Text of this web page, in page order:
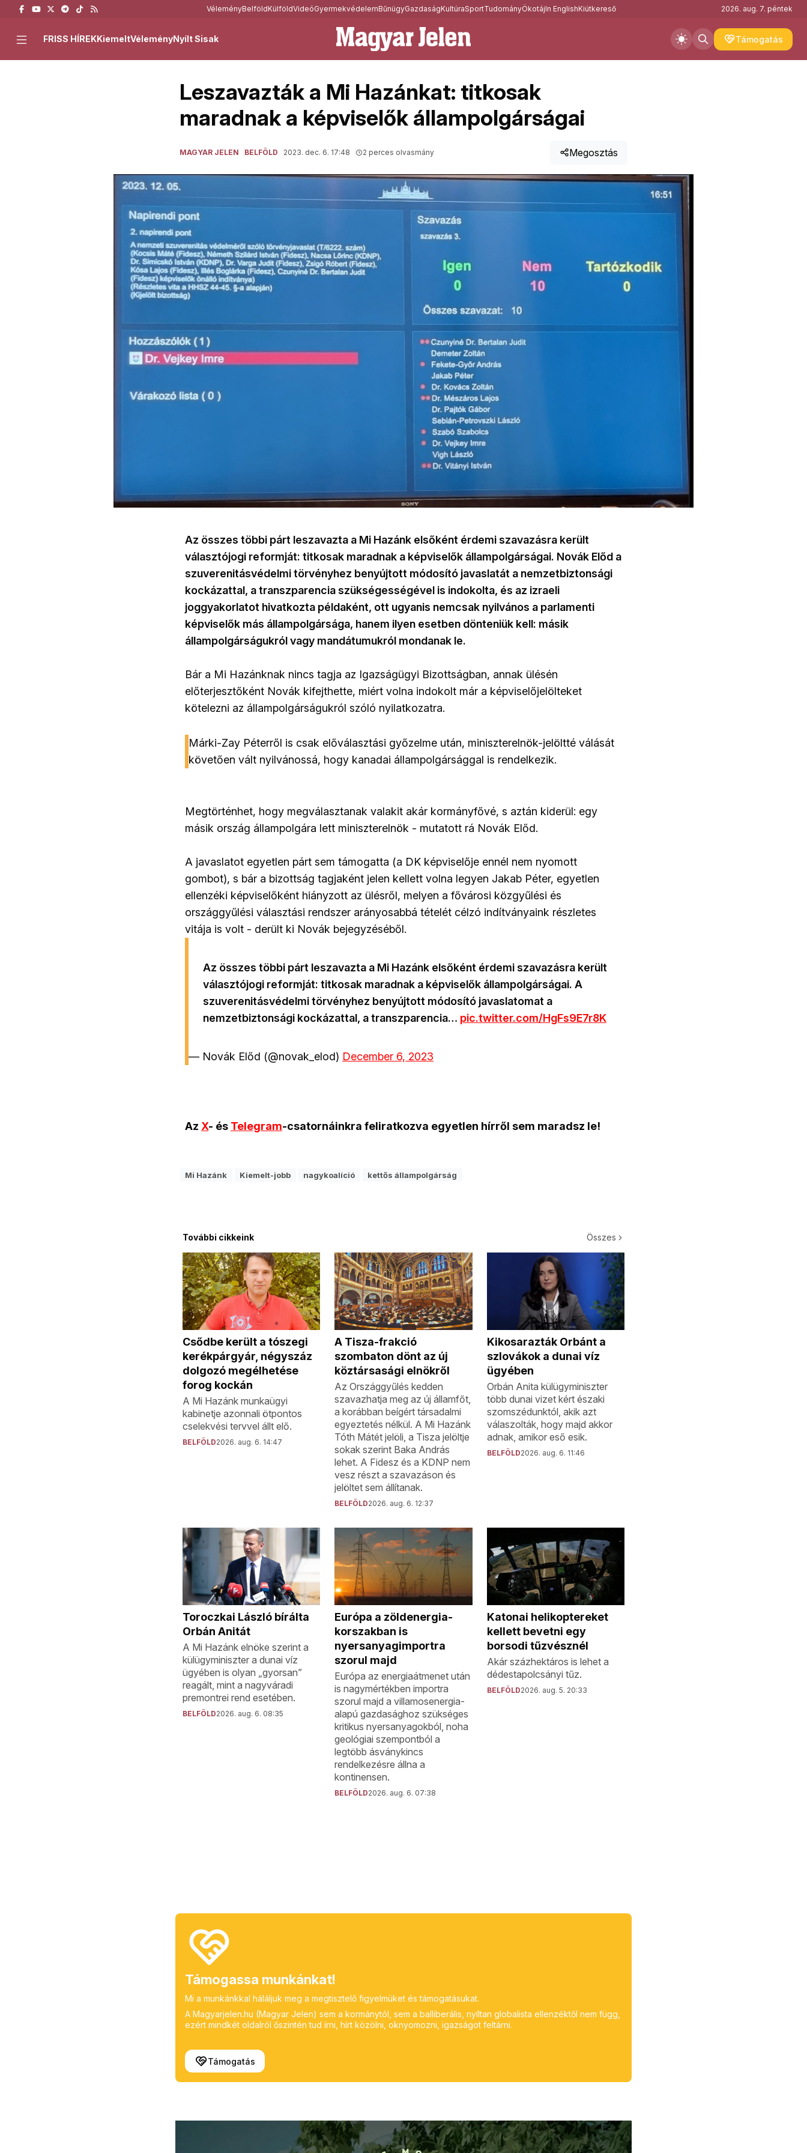
VéleményBelföldKülföldVideóGyermekvédelemBűnügyGazdaságKultúraSportTudományÖkotájIn EnglishKiútkereső 2026. aug. 7. péntek
Támogatás
FRISS HÍREKKiemeltVéleményNyílt Sisak
Leszavazták a Mi Hazánkat: titkosak
maradnak a képviselők állampolgárságai
MAGYAR JELEN BELFÖLD 2023. dec. 6. 17:48 2 perces olvasmány Megosztás
Az összes többi párt leszavazta a Mi Hazánk elsőként érdemi szavazásra került
választójogi reformját: titkosak maradnak a képviselők állampolgárságai. Novák Előd a
szuverenitásvédelmi törvényhez benyújtott módosító javaslatát a nemzetbiztonsági
kockázattal, a transzparencia szükségességével is indokolta, és az izraeli
joggyakorlatot hivatkozta példaként, ott ugyanis nemcsak nyilvános a parlamenti
képviselők más állampolgársága, hanem ilyen esetben dönteniük kell: másik
állampolgárságukról vagy mandátumukról mondanak le.
Bár a Mi Hazánknak nincs tagja az Igazságügyi Bizottságban, annak ülésén
előterjesztőként Novák kifejthette, miért volna indokolt már a képviselőjelölteket
kötelezni az állampolgárságukról szóló nyilatkozatra.
Márki-Zay Péterről is csak előválasztási győzelme után, miniszterelnök-jelöltté válását
követően vált nyilvánossá, hogy kanadai állampolgársággal is rendelkezik.
Megtörténhet, hogy megválasztanak valakit akár kormányfővé, s aztán kiderül: egy
másik ország állampolgára lett miniszterelnök - mutatott rá Novák Előd.
A javaslatot egyetlen párt sem támogatta (a DK képviselője ennél nem nyomott
gombot), s bár a bizottság tagjaként jelen kellett volna legyen Jakab Péter, egyetlen
ellenzéki képviselőként hiányzott az ülésről, melyen a fővárosi közgyűlési és
országgyűlési választási rendszer arányosabbá tételét célzó indítványaink részletes
vitája is volt - derült ki Novák bejegyzéséből.
Az összes többi párt leszavazta a Mi Hazánk elsőként érdemi szavazásra került
választójogi reformját: titkosak maradnak a képviselők állampolgárságai. A
szuverenitásvédelmi törvényhez benyújtott módosító javaslatomat a
nemzetbiztonsági kockázattal, a transzparencia… pic.twitter.com/HgFs9E7r8K
— Novák Előd (@novak_elod) December 6, 2023
Az X- és Telegram-csatornáinkra feliratkozva egyetlen hírről sem maradsz le!
Mi Hazánk Kiemelt-jobb nagykoalíció kettős állampolgárság
További cikkeink Összes
Csődbe került a tószegi
kerékpárgyár, négyszáz
dolgozó megélhetése
forog kockán
A Mi Hazánk munkaügyi
kabinetje azonnali ötpontos
cselekvési tervvel állt elő.
BELFÖLD2026. aug. 6. 14:47
A Tisza-frakció
szombaton dönt az új
köztársasági elnökről
Az Országgyűlés kedden
szavazhatja meg az új államfőt,
a korábban beígért társadalmi
egyeztetés nélkül. A Mi Hazánk
Tóth Mátét jelöli, a Tisza jelöltje
sokak szerint Baka András
lehet. A Fidesz és a KDNP nem
vesz részt a szavazáson és
jelöltet sem állítanak.
BELFÖLD2026. aug. 6. 12:37
Kikosarazták Orbánt a
szlovákok a dunai víz
ügyében
Orbán Anita külügyminiszter
több dunai vizet kért északi
szomszédunktól, akik azt
válaszolták, hogy majd akkor
adnak, amikor eső esik.
BELFÖLD2026. aug. 6. 11:46
Toroczkai László bírálta
Orbán Anitát
A Mi Hazánk elnöke szerint a
külügyminiszter a dunai víz
ügyében is olyan „gyorsan”
reagált, mint a nagyváradi
premontrei rend esetében.
BELFÖLD2026. aug. 6. 08:35
Európa a zöldenergia-
korszakban is
nyersanyagimportra
szorul majd
Európa az energiaátmenet után
is nagymértékben importra
szorul majd a villamosenergia-
alapú gazdasághoz szükséges
kritikus nyersanyagokból, noha
geológiai szempontból a
legtöbb ásványkincs
rendelkezésre állna a
kontinensen.
BELFÖLD2026. aug. 6. 07:38
Katonai helikoptereket
kellett bevetni egy
borsodi tűzvésznél
Akár százhektáros is lehet a
dédestapolcsányi tűz.
BELFÖLD2026. aug. 5. 20:33
Támogassa munkánkat!
Mi a munkánkkal háláljuk meg a megtisztelő figyelmüket és támogatásukat.
A Magyarjelen.hu (Magyar Jelen) sem a kormánytól, sem a balliberális, nyíltan globalista ellenzéktől nem függ,
ezért mindkét oldalról őszintén tud írni, hírt közölni, oknyomozni, igazságot feltárni.
Támogatás